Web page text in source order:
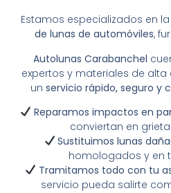
Estamos especializados en la
de lunas de automóviles,
Autolunas Carabanchel
expertos y materiales de
un servicio rápido, seguro y
Reparamos impactos en
conviertan en
Sustituimos lunas
homologados y en
Tramitamos todo con tu
servicio pueda salirte